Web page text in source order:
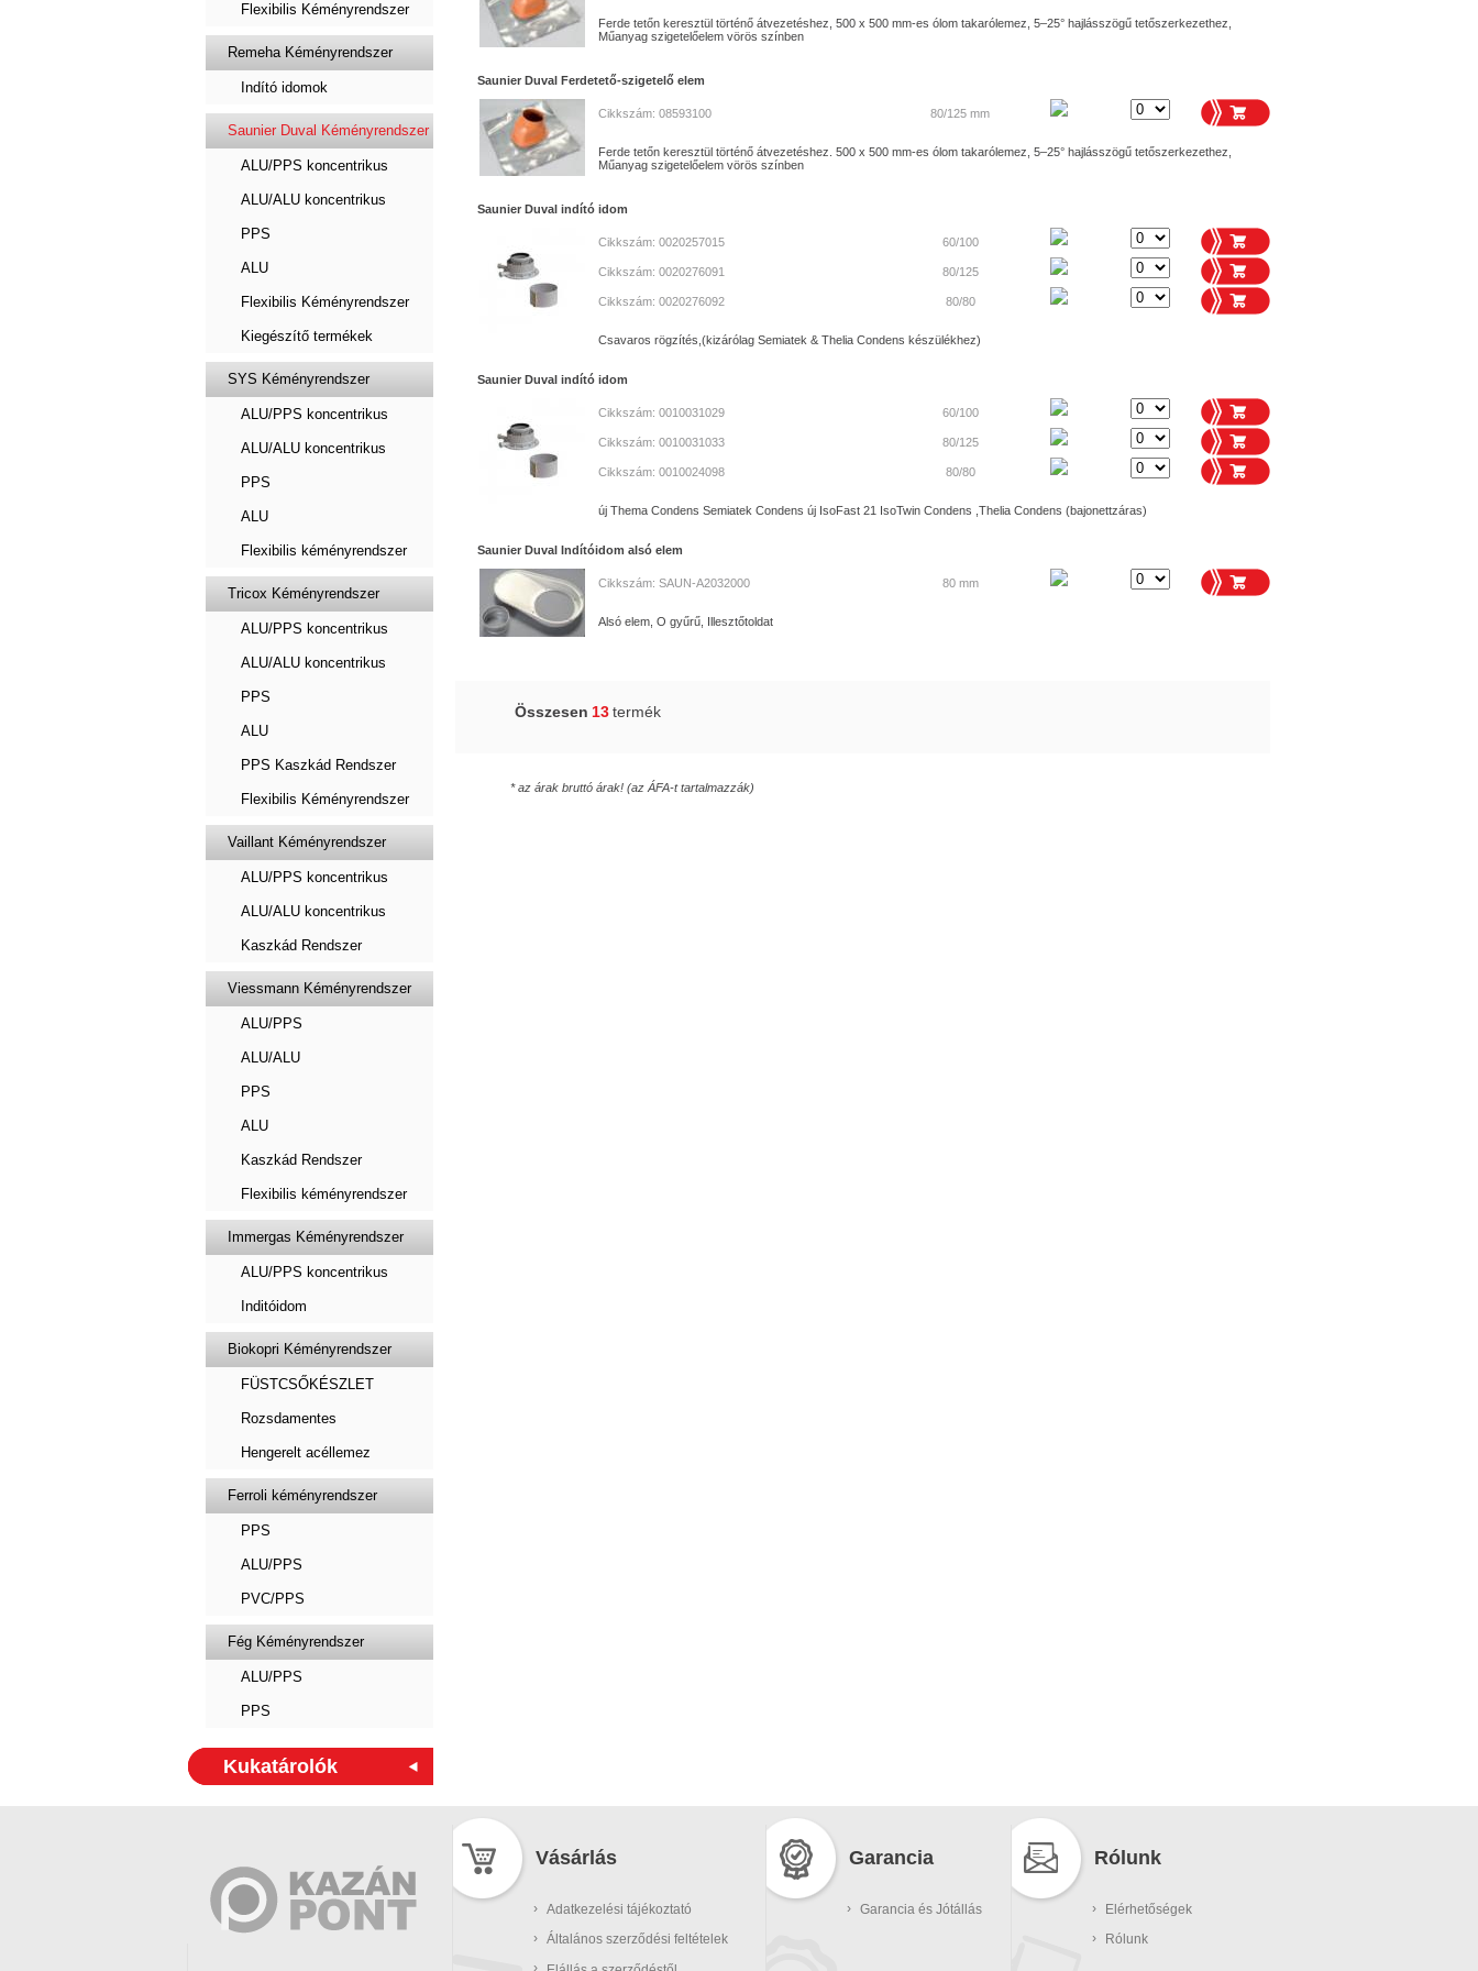
Flexibilis Kéményrendszer
Remeha Kéményrendszer
Indító idomok
Saunier Duval Kéményrendszer
ALU/PPS koncentrikus
ALU/ALU koncentrikus
PPS
ALU
Flexibilis Kéményrendszer
Kiegészítő termékek
SYS Kéményrendszer
ALU/PPS koncentrikus
ALU/ALU koncentrikus
PPS
ALU
Flexibilis kéményrendszer
Tricox Kéményrendszer
ALU/PPS koncentrikus
ALU/ALU koncentrikus
PPS
ALU
PPS Kaszkád Rendszer
Flexibilis Kéményrendszer
Vaillant Kéményrendszer
ALU/PPS koncentrikus
ALU/ALU koncentrikus
Kaszkád Rendszer
Viessmann Kéményrendszer
ALU/PPS
ALU/ALU
PPS
ALU
Kaszkád Rendszer
Flexibilis kéményrendszer
Immergas Kéményrendszer
ALU/PPS koncentrikus
Inditóidom
Biokopri Kéményrendszer
FÜSTCSŐKÉSZLET
Rozsdamentes
Hengerelt acéllemez
Ferroli kéményrendszer
PPS
ALU/PPS
PVC/PPS
Fég Kéményrendszer
ALU/PPS
PPS
Kukatárolók
Ferde tetőn keresztül történő átvezetéshez, 500 x 500 mm-es ólom takarólemez, 5–25° hajlásszögű tetőszerkezethez,
Műanyag szigetelőelem vörös színben
Saunier Duval Ferdetető-szigetelő elem
Cikkszám: 08593100 80/125 mm
Ferde tetőn keresztül történő átvezetéshez. 500 x 500 mm-es ólom takarólemez, 5–25° hajlásszögű tetőszerkezethez,
Műanyag szigetelőelem vörös színben
Saunier Duval indító idom
Cikkszám: 0020257015 60/100
Cikkszám: 0020276091 80/125
Cikkszám: 0020276092 80/80
Csavaros rögzítés,(kizárólag Semiatek & Thelia Condens készülékhez)
Saunier Duval indító idom
Cikkszám: 0010031029 60/100
Cikkszám: 0010031033 80/125
Cikkszám: 0010024098 80/80
új Thema Condens Semiatek Condens új IsoFast 21 IsoTwin Condens ,Thelia Condens (bajonettzáras)
Saunier Duval Indítóidom alsó elem
Cikkszám: SAUN-A2032000 80 mm
Alsó elem, O gyűrű, Illesztőtoldat
Összesen 13 termék
* az árak bruttó árak! (az ÁFA-t tartalmazzák)
Vásárlás
›
Adatkezelési tájékoztató
›
Általános szerződési feltételek
Garancia
› Garancia és Jótállás
Rólunk
›
Elérhetőségek
›
Rólunk